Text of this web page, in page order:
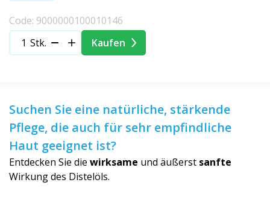
Code: 9000000100010146
Stk.
Kaufen
Suchen Sie eine natürliche, stärkende
Pflege, die auch für sehr empfindliche
Haut geeignet ist?
Entdecken Sie die wirksame und äußerst sanfte
Wirkung des Distelöls.